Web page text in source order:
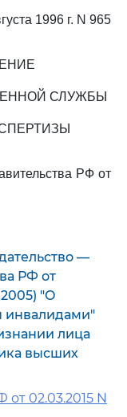
1996 г. N 965
СЛУЖБЫ
РФ от
—
РФ от
"О
инвалидами"
лица
высших
02.03.2015 N